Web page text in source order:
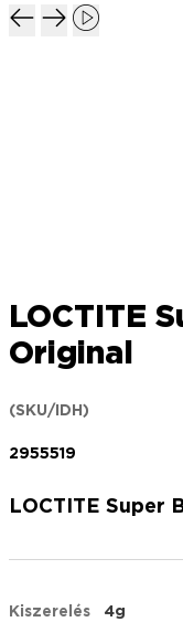
LOCTITE
Original
(SKU/IDH)
2955519
LOCTITE Super
Kiszerelés 4g